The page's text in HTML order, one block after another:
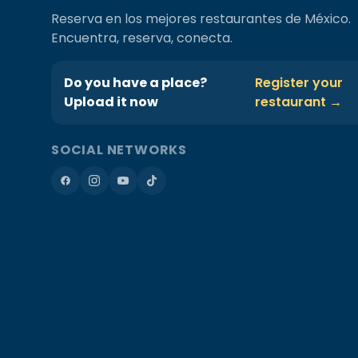
Reserva en los mejores restaurantes de México.
Encuentra, reserva, conecta.
Do you have a place?
Upload it now
Register your
restaurant →
SOCIAL NETWORKS